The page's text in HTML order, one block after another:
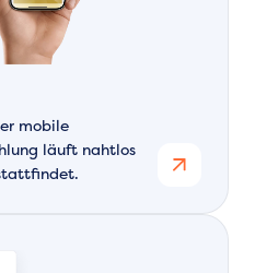
mobile
läuft nahtlos